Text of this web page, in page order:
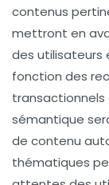
contenus
mettront en
des utilisateurs
fonction des
transactionnels
sémantique
de contenu
thématiques